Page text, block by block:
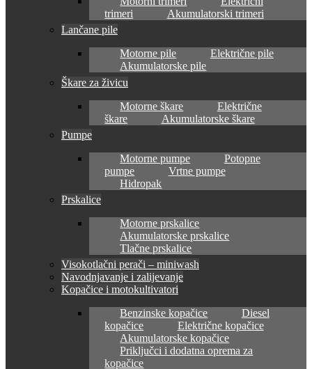
trimeri
Akumulatorski trimeri
Lančane pile
Motorne pile
Električne pile
Akumulatorske pile
Škare za živicu
Motorne škare
Električne
škare
Akumulatorske škare
Pumpe
Motorne pumpe
Potopne
pumpe
Vrtne pumpe
Hidropak
Prskalice
Motorne prskalice
Akumulatorske prskalice
Tlačne prskalice
Visokotlačni perači – miniwash
Navodnjavanje i zalijevanje
Kopačice i motokultivatori
Benzinske kopačice
Diesel
kopačice
Električne kopačice
Akumulatorske kopačice
Priključci i dodatna oprema za
kopačice